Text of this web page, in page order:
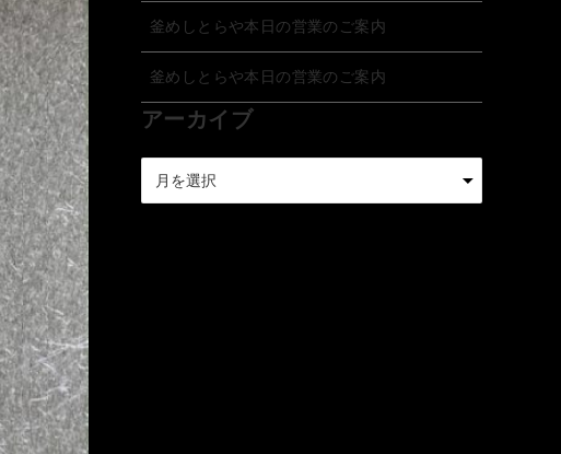
釜めしとらや本日の営業のご案内
釜めしとらや本日の営業のご案内
アーカイブ